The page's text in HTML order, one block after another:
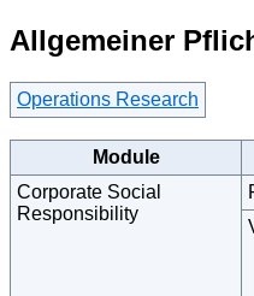
Allgemeiner
Operations Research
Module
Corporate Social
Responsibility